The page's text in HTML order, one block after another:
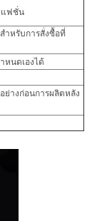
แฟชั่น
ำหรับการสั่งซื้อที่
หนดเองได้
ย่างก่อนการผลิตหลัง